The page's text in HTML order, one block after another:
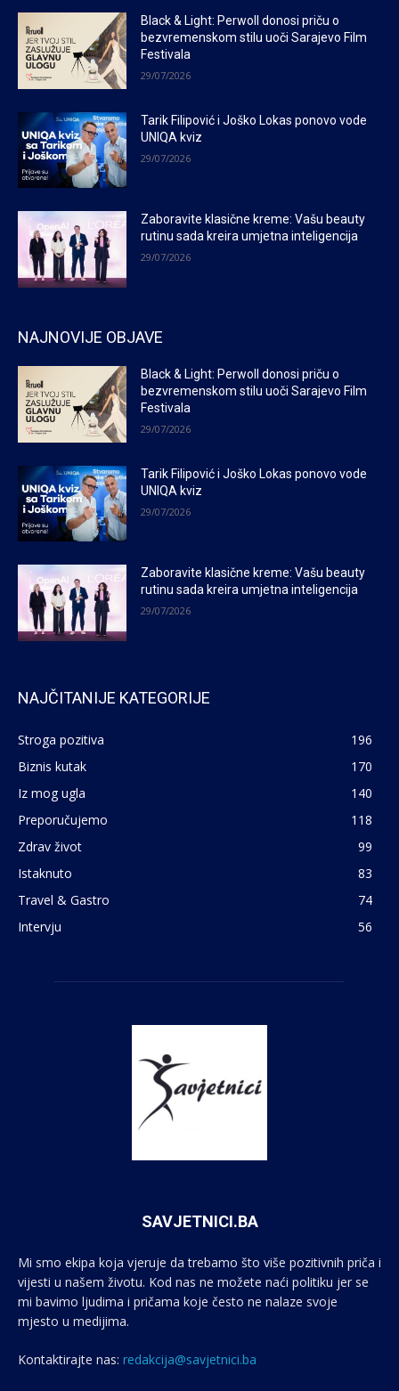
Black & Light: Perwoll donosi priču o
bezvremenskom stilu uoči Sarajevo Film
Festivala
29/07/2026
Tarik Filipović i Joško Lokas ponovo vode
UNIQA kviz
29/07/2026
Zaboravite klasične kreme: Vašu beauty
rutinu sada kreira umjetna inteligencija
29/07/2026
NAJNOVIJE OBJAVE
Black & Light: Perwoll donosi priču o
bezvremenskom stilu uoči Sarajevo Film
Festivala
29/07/2026
Tarik Filipović i Joško Lokas ponovo vode
UNIQA kviz
29/07/2026
Zaboravite klasične kreme: Vašu beauty
rutinu sada kreira umjetna inteligencija
29/07/2026
NAJČITANIJE KATEGORIJE
Stroga pozitiva
196
Biznis kutak
170
Iz mog ugla
140
Preporučujemo
118
Zdrav život
99
Istaknuto
83
Travel & Gastro
74
Intervju
56
SAVJETNICI.BA
Mi smo ekipa koja vjeruje da trebamo što više pozitivnih priča i
vijesti u našem životu. Kod nas ne možete naći politiku jer se
mi bavimo ljudima i pričama koje često ne nalaze svoje
mjesto u medijima.
Kontaktirajte nas: redakcija@savjetnici.ba